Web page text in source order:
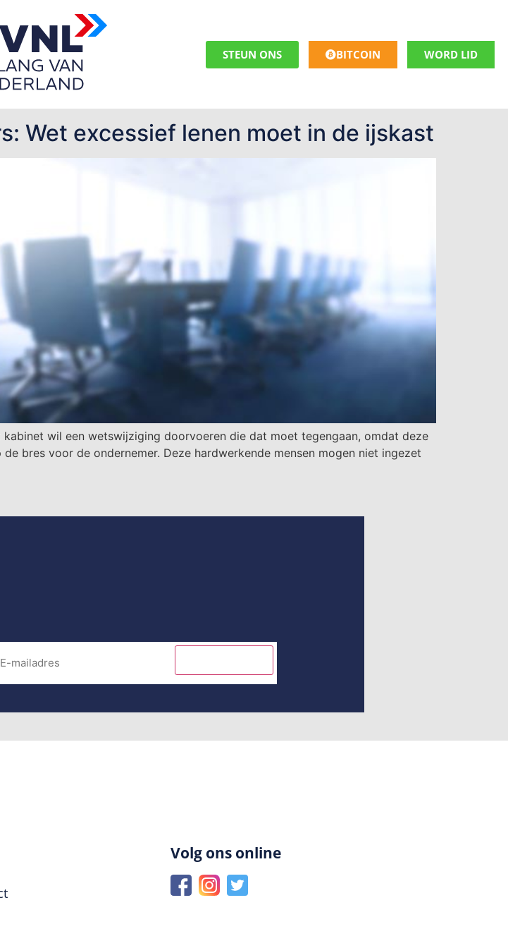
STEUN ONS BITCOIN WORD LID
Wet excessief lenen moet in de ijskast
kabinet wil een wetswijziging doorvoeren die dat moet tegengaan, omdat deze
bres voor de ondernemer. Deze hardwerkende mensen mogen niet ingezet
Volg ons online